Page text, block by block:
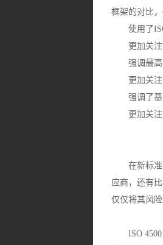
框架的对比
使用了
更加关
强调最
更加关
强调了
更加关
在新标
应商，还有
仅仅将其风险
ISO